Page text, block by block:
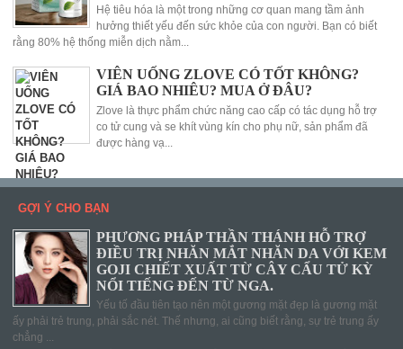
Hệ tiêu hóa là một trong những cơ quan mang tầm ảnh
hưởng thiết yếu đến sức khỏe của con người. Bạn có biết
rằng 80% hệ thống miễn dịch nằm...
VIÊN UỐNG ZLOVE CÓ TỐT KHÔNG?
GIÁ BAO NHIÊU? MUA Ở ĐÂU?
Zlove là thực phẩm chức năng cao cấp có tác dụng hỗ trợ
co tử cung và se khít vùng kín cho phụ nữ, sản phẩm đã
được hàng vạ...
GỢI Ý CHO BẠN
PHƯƠNG PHÁP THẦN THÁNH HỖ TRỢ
ĐIỀU TRỊ NHĂN MẮT NHĂN DA VỚI KEM
GOJI CHIẾT XUẤT TỪ CÂY CẨU TỬ KỲ
NỔI TIẾNG ĐẾN TỪ NGA.
Yếu tố đầu tiên tạo nên một gương mặt đẹp là gương mặt
ấy phải trẻ trung, phải sắc nét. Thế nhưng, ai cũng biết rằng, sự trẻ trung ấy
chẳng ...